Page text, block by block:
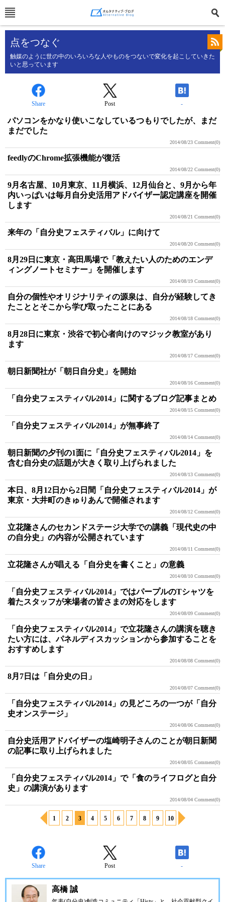
点をつなぐ
触媒のように世の中のいろいろな人やものをつないで変化を起こしていきた
いと思っています
Share Post -
パソコンをかなり使いこなしているつもりでしたが、まだ
まだでした
2014/08/23 Comment(0)
feedlyのChrome拡張機能が復活
2014/08/22 Comment(0)
9月名古屋、10月東京、11月横浜、12月仙台と、9月から年
内いっぱいは毎月自分史活用アドバイザー認定講座を開催
します
2014/08/21 Comment(0)
来年の「自分史フェスティバル」に向けて
2014/08/20 Comment(0)
8月29日に東京・高田馬場で「教えたい人のためのエンデ
ィングノートセミナー」を開催します
2014/08/19 Comment(0)
自分の個性やオリジナリティの源泉は、自分が経験してき
たこととそこから学び取ったことにある
2014/08/18 Comment(0)
8月28日に東京・渋谷で初心者向けのマジック教室があり
ます
2014/08/17 Comment(0)
朝日新聞社が「朝日自分史」を開始
2014/08/16 Comment(0)
「自分史フェスティバル2014」に関するブログ記事まとめ
2014/08/15 Comment(0)
「自分史フェスティバル2014」が無事終了
2014/08/14 Comment(0)
朝日新聞の夕刊の1面に「自分史フェスティバル2014」を
含む自分史の話題が大きく取り上げられました
2014/08/13 Comment(0)
本日、8月12日から2日間「自分史フェスティバル2014」が
東京・大井町のきゅりあんで開催されます
2014/08/12 Comment(0)
立花隆さんのセカンドステージ大学での講義「現代史の中
の自分史」の内容が公開されています
2014/08/11 Comment(0)
立花隆さんが唱える「自分史を書くこと」の意義
2014/08/10 Comment(0)
「自分史フェスティバル2014」ではパープルのTシャツを
着たスタッフが来場者の皆さまの対応をします
2014/08/09 Comment(0)
「自分史フェスティバル2014」で立花隆さんの講演を聴き
たい方には、パネルディスカッションから参加することを
おすすめします
2014/08/08 Comment(0)
8月7日は「自分史の日」
2014/08/07 Comment(0)
「自分史フェスティバル2014」の見どころの一つが「自分
史オンステージ」
2014/08/06 Comment(0)
自分史活用アドバイザーの塩崎明子さんのことが朝日新聞
の記事に取り上げられました
2014/08/05 Comment(0)
「自分史フェスティバル2014」で「食のライフログと自分
史」の講演があります
2014/08/04 Comment(0)
1 2 3 4 5 6 7 8 9 10
Share Post -
高橋 誠